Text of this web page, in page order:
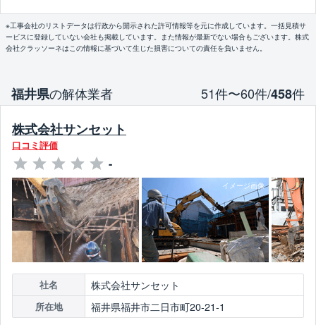
※工事会社のリストデータは行政から開示された許可情報等を元に作成しています。一括見積サ
ービスに登録していない会社も掲載しています。また情報が最新でない場合もございます。株式
会社クラッソーネはこの情報に基づいて生じた損害についての責任を負いません。
福井県の解体業者 51件〜60件/458件
株式会社サンセット
口コミ評価
-
社名 株式会社サンセット
所在地 福井県福井市二日市町20-21-1